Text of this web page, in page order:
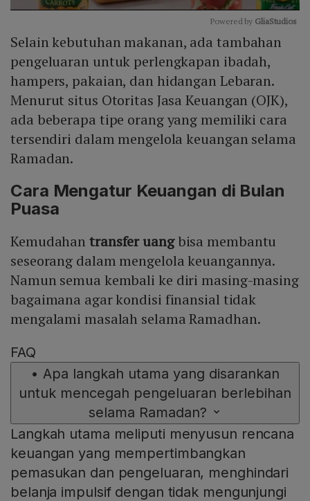
Mute
Powered by GliaStudios
Selain kebutuhan makanan, ada tambahan
pengeluaran untuk perlengkapan ibadah,
hampers, pakaian, dan hidangan Lebaran.
Menurut situs Otoritas Jasa Keuangan (OJK),
ada beberapa tipe orang yang memiliki cara
tersendiri dalam mengelola keuangan selama
Ramadan.
Cara Mengatur Keuangan di Bulan
Puasa
Kemudahan transfer uangbisa membantu
seseorang dalam mengelola keuangannya.
Namun semua kembali ke diri masing-masing
bagaimana agar kondisi finansial tidak
mengalami masalah selama Ramadhan.
FAQ
• Apa langkah utama yang disarankan
untuk mencegah pengeluaran berlebihan
selama Ramadan?
Langkah utama meliputi menyusun rencana
keuangan yang mempertimbangkan
pemasukan dan pengeluaran, menghindari
belanja impulsif dengan tidak mengunjungi